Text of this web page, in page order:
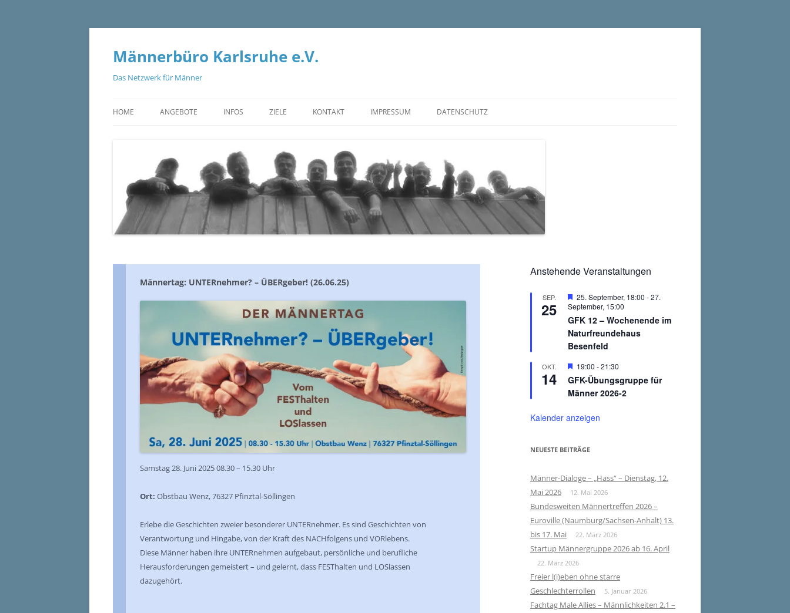
Zum
springen
Männerbüro Karlsruhe e.V.
Das Netzwerk für Männer
HOME ANGEBOTE INFOS ZIELE KONTAKT IMPRESSUM DATENSCHUTZ
Männertag: UNTERnehmer? – ÜBERgeber! (26.06.25)
Samstag 28. Juni 2025 08.30 – 15.30 Uhr
Ort: Obstbau Wenz, 76327 Pfinztal-Söllingen
Erlebe die Geschichten zweier besonderer UNTERnehmer. Es sind Geschichten von
Verantwortung und Hingabe, von der Kraft des NACHfolgens und VORlebens.
Diese Männer haben ihre UNTERnehmen aufgebaut, persönliche und berufliche
Herausforderungen gemeistert – und gelernt, dass FESThalten und LOSlassen
dazugehört.
Anstehende Veranstaltungen
SEP.
25
Hervorgehoben
25. September, 18:00 -27.
September, 15:00
GFK 12 – Wochenende im
Naturfreundehaus
Besenfeld
OKT.
14
Hervorgehoben
19:00 -21:30
GFK-Übungsgruppe für
Männer 2026-2
Kalender anzeigen
NEUESTE BEITRÄGE
Männer-Dialoge – „Hass“ – Dienstag, 12.
Mai 2026
12. Mai 2026
Bundesweiten Männertreffen 2026 –
Euroville (Naumburg/Sachsen-Anhalt) 13.
bis 17. Mai
22. März 2026
Startup Männergruppe 2026 ab 16. April
22. März 2026
Freier l(i)eben ohne starre
Geschlechterrollen
5. Januar 2026
Fachtag Male Allies – Männlichkeiten 2.1 –